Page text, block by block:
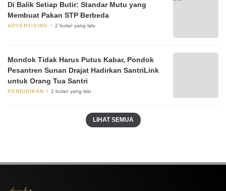
Di Balik Setiap Butir: Standar Mutu yang
Membuat Pakan STP Berbeda
ADVERTISING 2 bulan yang lalu
Mondok Tidak Harus Putus Kabar, Pondok
Pesantren Sunan Drajat Hadirkan SantriLink
untuk Orang Tua Santri
PENDIDIKAN 2 bulan yang lalu
LIHAT SEMUA